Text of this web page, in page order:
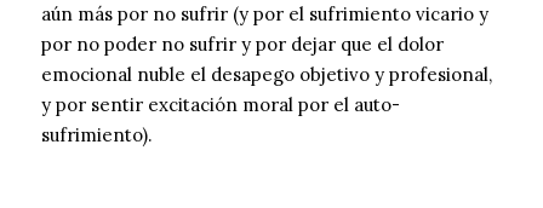
aún más por no sufrir (y por el sufrimiento vicario y
por no poder no sufrir y por dejar que el dolor
emocional nuble el desapego objetivo y profesional,
y por sentir excitación moral por el auto-
sufrimiento).